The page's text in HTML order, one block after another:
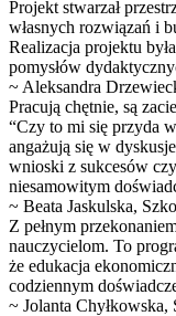
Projekt stwarzał
własnych rozwiązań i
Realizacja projektu
pomysłów
~ Aleksandra
Pracują chętnie, są
“Czy to mi się przyda
angażują się w
wnioski z sukcesów
niesamowitym
~ Beata Jaskulska,
Z pełnym
nauczycielom. To
że edukacja
codziennym
~ Jolanta Chyłkowska,